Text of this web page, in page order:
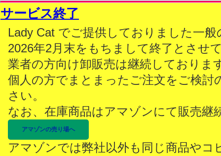
サービス終了
Lady Cat でご提供しておりました一
2026年2月末をもちまして終了とさせ
業者の方向け卸販売は継続しておりま
個人の方でまとまったご注文をご検討
さい。
なお、在庫商品はアマゾンにて販売継
アマゾンの売り場へ
アマゾンでは弊社以外も同じ商品やコ